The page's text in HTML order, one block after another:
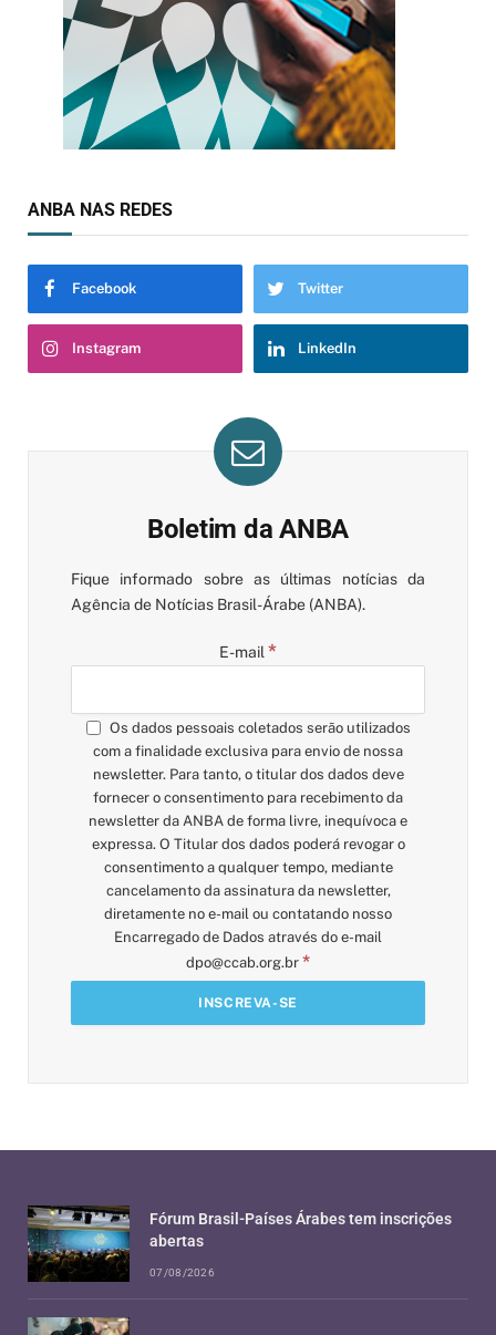
ANBA NAS REDES
Facebook Twitter
Instagram LinkedIn
Boletim da ANBA
Fique informado sobre as últimas notícias da
Agência de Notícias Brasil-Árabe (ANBA).
E-mail*
Os dados pessoais coletados serão utilizados
com a finalidade exclusiva para envio de nossa
newsletter. Para tanto, o titular dos dados deve
fornecer o consentimento para recebimento da
newsletter da ANBA de forma livre, inequívoca e
expressa. O Titular dos dados poderá revogar o
consentimento a qualquer tempo, mediante
cancelamento da assinatura da newsletter,
diretamente no e-mail ou contatando nosso
Encarregado de Dados através do e-mail
dpo@ccab.org.br *
Fórum Brasil-Países Árabes tem inscrições
abertas
07/08/2026